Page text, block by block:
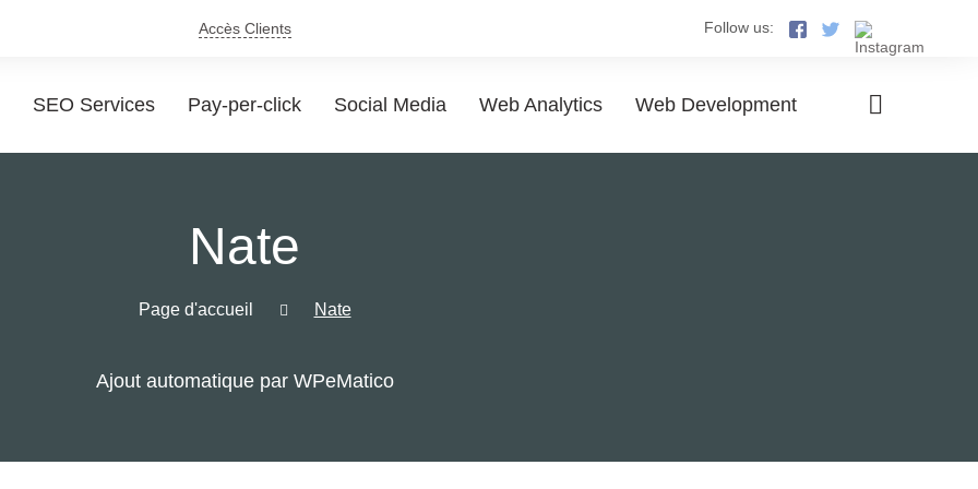
Accès Clients Follow us:
SEO Services Pay-per-click Social Media Web Analytics Web Development
Nate
Page d'accueil Nate
Ajout automatique par WPeMatico